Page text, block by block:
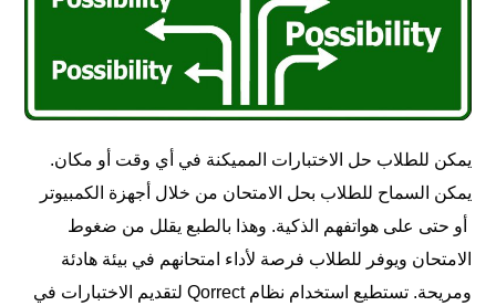
يمكن للطلاب حل الاختبارات المميكنة في أي وقت أو مكان.
يمكن السماح للطلاب بحل الامتحان من خلال أجهزة الكمبيوتر
أو حتى على هواتفهم الذكية. وهذا بالطبع يقلل من ضغوط
الامتحان ويوفر للطلاب فرصة لأداء امتحانهم في بيئة هادئة
ومريحة. تستطيع استخدام نظام Qorrect لتقديم الاختبارات في